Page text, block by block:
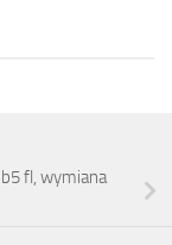
fl, wymiana